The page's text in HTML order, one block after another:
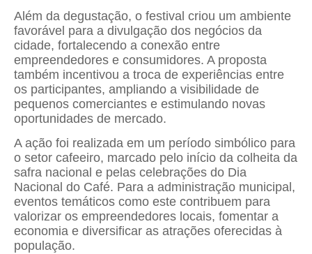
Além da degustação, o festival criou um ambiente
favorável para a divulgação dos negócios da
cidade, fortalecendo a conexão entre
empreendedores e consumidores. A proposta
também incentivou a troca de experiências entre
os participantes, ampliando a visibilidade de
pequenos comerciantes e estimulando novas
oportunidades de mercado.
A ação foi realizada em um período simbólico para
o setor cafeeiro, marcado pelo início da colheita da
safra nacional e pelas celebrações do Dia
Nacional do Café. Para a administração municipal,
eventos temáticos como este contribuem para
valorizar os empreendedores locais, fomentar a
economia e diversificar as atrações oferecidas à
população.